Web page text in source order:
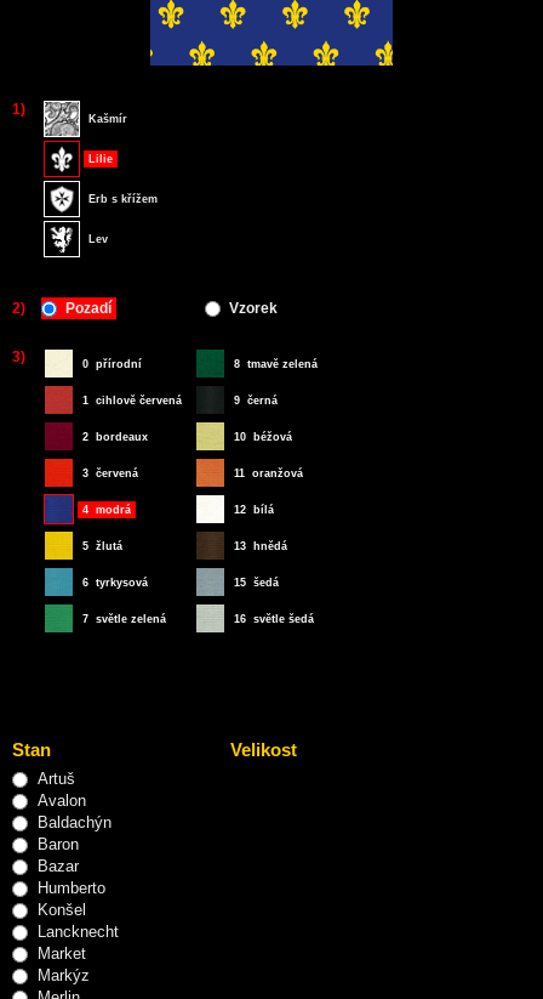
Stan
Artuš
Avalon
Baldachýn
Baron
Bazar
Humberto
Konšel
Lancknecht
Market
Markýz
Velikost